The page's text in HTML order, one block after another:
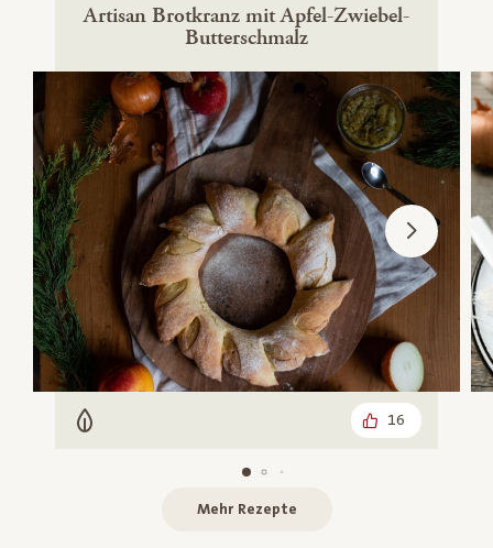
Artisan Brotkranz mit Apfel-Zwiebel-
Butterschmalz
Vegetarisch 16
Mehr Rezepte